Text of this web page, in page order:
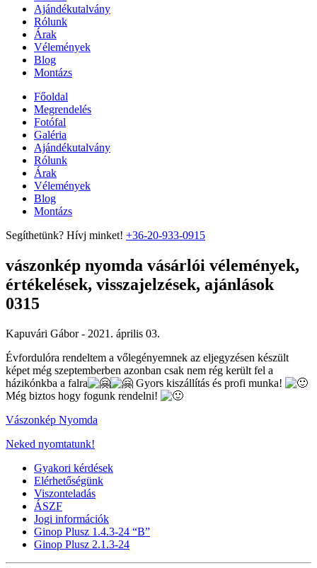
Ajándékutalvány
Rólunk
Árak
Vélemények
Blog
Montázs
Főoldal
Megrendelés
Fotófal
Galéria
Ajándékutalvány
Rólunk
Árak
Vélemények
Blog
Montázs
Segíthetünk? Hívj minket! +36-20-933-0915
vászonkép nyomda vásárlói vélemények,
értékelések, visszajelzések, ajánlások
0315
Kapuvári Gábor - 2021. április 03.
Évfordulóra rendeltem a vőlegényemnek az eljegyzésen készült
képet még szeptemberben azonban csak nem rég került fel a
házikónkba a falra
Gyors kiszállítás és profi munka!
Még biztos hogy fogunk rendelni!
Vászonkép Nyomda
Neked nyomtatunk!
Gyakori kérdések
Elérhetőségünk
Viszonteladás
ÁSZF
Jogi információk
Ginop Plusz 1.4.3-24 “B”
Ginop Plusz 2.1.3-24